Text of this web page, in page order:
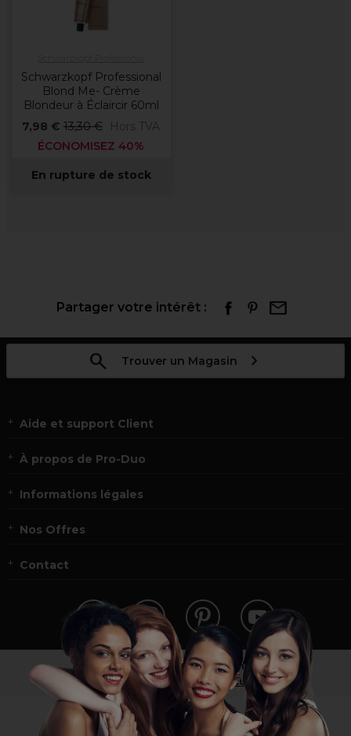
Schwarzkopf Professional
Blond Me- Crème
Blondeur à Éclaircir 60ml
7,98 € 13,30 €
Hors TVA
ÉCONOMISEZ 40%
En rupture de stock
Partager votre intérêt :
Trouver un Magasin
Aide et support Client
À propos de Pro-Duo
Informations légales
Nos Offres
Contact
Vous n’êtes pas un professionnel ?
Visitez notre site pour les particuliers!